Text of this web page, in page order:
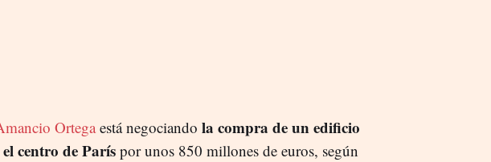
Ortegaestá negociando la compra de un edificio
centro de París por unos 850 millones de euros, según